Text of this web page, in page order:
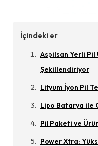
İçindekiler
Aspilsan Yerli
Şekillendiriyor
Lityum İyon Pil
Lipo Batarya ile
Pil Paketi ve
Power Xtra: